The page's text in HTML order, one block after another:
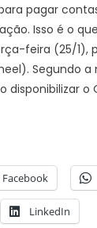
pagar
Isso é o
feira (25/1),
Segundo
disponibilizar o
Facebook
LinkedIn